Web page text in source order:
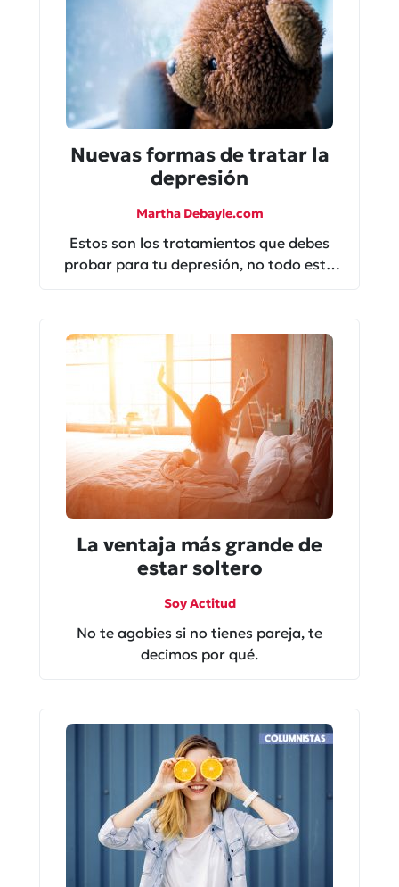
Nuevas formas de tratar la
depresión
Martha Debayle.com
Estos son los tratamientos que debes
probar para tu depresión, no todo está
La ventaja más grande de
estar soltero
Soy Actitud
No te agobies si no tienes pareja, te
decimos por qué.